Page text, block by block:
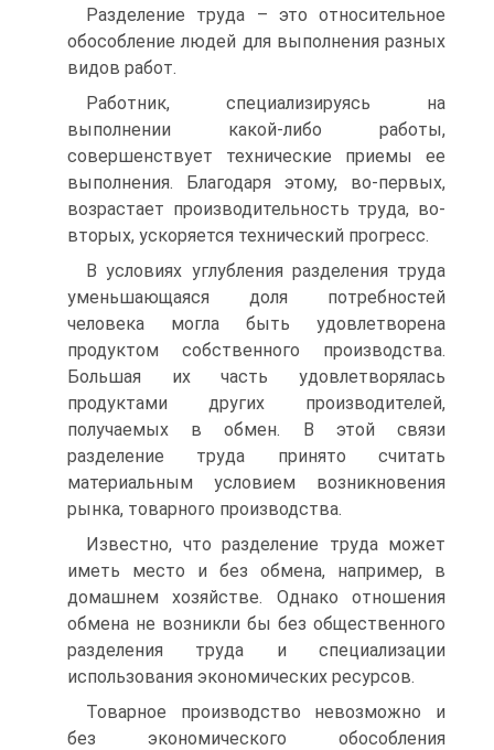
Разделение труда – это относительное
обособление людей для выполнения разных
видов работ.
Работник, специализируясь на
выполнении какой-либо работы,
совершенствует технические приемы ее
выполнения. Благодаря этому, во-первых,
возрастает производительность труда, во-
вторых, ускоряется технический прогресс.
В условиях углубления разделения труда
уменьшающаяся доля потребностей
человека могла быть удовлетворена
продуктом собственного производства.
Большая их часть удовлетворялась
продуктами других производителей,
получаемых в обмен. В этой связи
разделение труда принято считать
материальным условием возникновения
рынка, товарного производства.
Известно, что разделение труда может
иметь место и без обмена, например, в
домашнем хозяйстве. Однако отношения
обмена не возникли бы без общественного
разделения труда и специализации
использования экономических ресурсов.
Товарное производство невозможно и
без экономического обособления